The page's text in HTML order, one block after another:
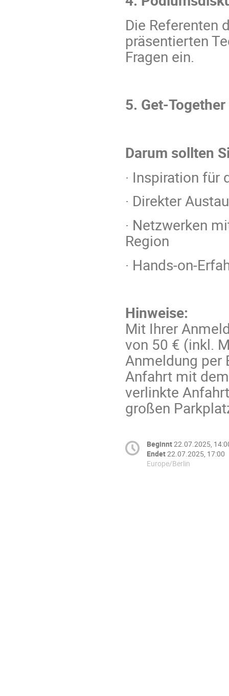
Die Referenten
präsentierten
Fragen ein.
5. Get-
Darum sollten
· Inspiration für
· Direkter
· Netzwerken
Region
· Hands-on-
Hinweise:
Mit Ihrer
von 50 € (inkl.
Anmeldung per
Anfahrt mit
verlinkte
großen
Beginnt22.07.2025,
Endet22.07.2025, 17:00
Europe/Berlin